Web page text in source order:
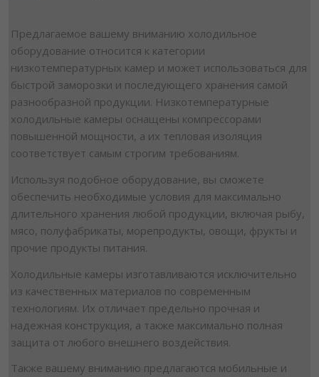
Предлагаемое вашему вниманию холодильное
оборудование относится к категории
низкотемпературных камер и может использоваться для
быстрой заморозки и последующего хранения самой
разнообразной продукции. Низкотемпературные
холодильные камеры оснащены компрессорами
повышенной мощности, а их тепловая изоляция
соответствует самым строгим требованиям.
Используя подобное оборудование, вы сможете
обеспечить необходимые условия для максимально
длительного хранения любой продукции, включая рыбу,
мясо, полуфабрикаты, морепродукты, овощи, фрукты и
прочие продукты питания.
Холодильные камеры изготавливаются исключительно
из качественных материалов по современным
технологиям. Их отличает предельно прочная и
надежная конструкция, а также максимально полная
защита от любого внешнего воздействия.
Также вашему вниманию предлагаются мобильные и